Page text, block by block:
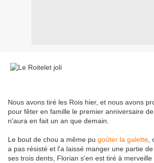
Nous avons tiré les Rois hier, et nous avons
pour fêter en famille le premier anniversaire
n'aura en fait un an que demain.
Le bout de chou a même pu goûter la galette
a pas résisté et l'a laissé manger une partie
ses trois dents, Florian s'en est tiré à